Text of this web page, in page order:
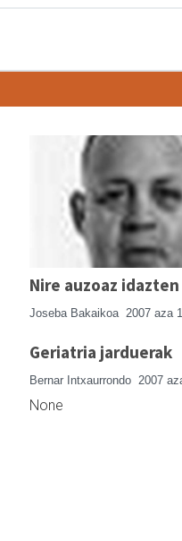
Nire auzoaz idazten
Joseba Bakaikoa 2007 aza
Geriatria jarduerak
Bernar Intxaurrondo 2007
None